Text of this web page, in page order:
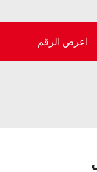
Mediacenter
اعرض الرقم